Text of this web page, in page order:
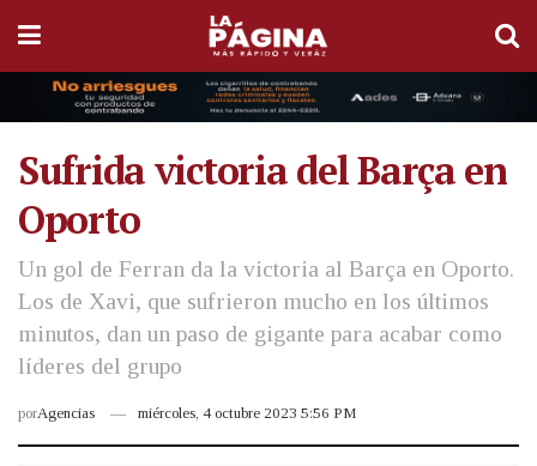
Sufrida victoria del Barça en
Oporto
Un gol de Ferran da la victoria al Barça en Oporto.
Los de Xavi, que sufrieron mucho en los últimos
minutos, dan un paso de gigante para acabar como
líderes del grupo
porAgencias miércoles, 4 octubre 2023 5:56 PM